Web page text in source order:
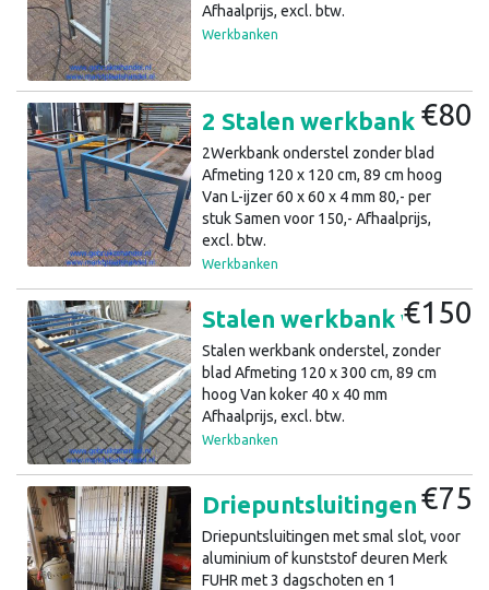
Afhaalprijs, excl. btw.
Werkbanken
2 Stalen werkbank onderstel 120x120x89cm H (a2)42
€80
2Werkbank onderstel zonder blad
Afmeting 120 x 120 cm, 89 cm hoog
Van L-ijzer 60 x 60 x 4 mm 80,- per
stuk Samen voor 150,- Afhaalprijs,
excl. btw.
Werkbanken
Stalen werkbank werktafel onderstel 120x300x89 cm H (a3)12
€150
Stalen werkbank onderstel, zonder
blad Afmeting 120 x 300 cm, 89 cm
hoog Van koker 40 x 40 mm
Afhaalprijs, excl. btw.
Werkbanken
Driepuntsluitingen voor kunststof of aluminium deuren (a7)21
€75
Driepuntsluitingen met smal slot, voor
aluminium of kunststof deuren Merk
FUHR met 3 dagschoten en 1